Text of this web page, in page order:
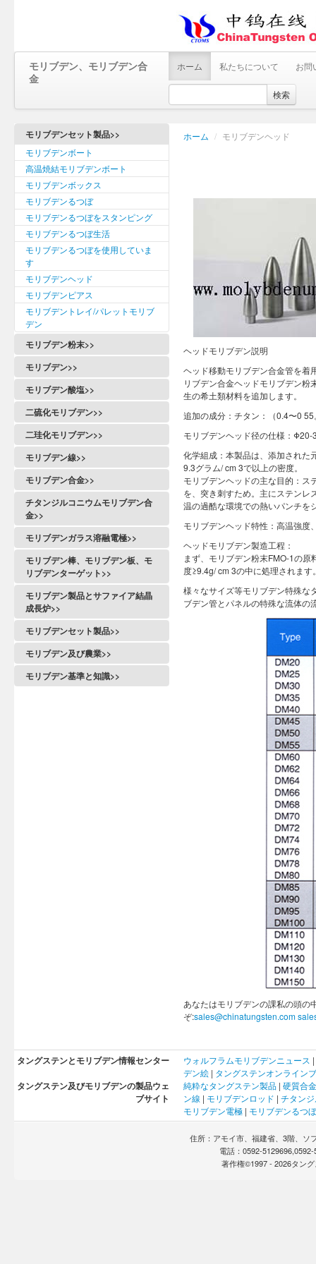
モリブデン、モリブデン合
金
ホーム 私たちについて お問
検索
モリブデンセット製品>>
モリブデンボート
高温焼結モリブデンボート
モリブデンボックス
モリブデンるつぼ
モリブデンるつぼをスタンピング
モリブデンるつぼ生活
モリブデンるつぼを使用していま
す
モリブデンヘッド
モリブデンピアス
モリブデントレイ/パレットモリブ
デン
モリブデン粉末>>
モリブデン>>
モリブデン酸塩>>
二硫化モリブデン>>
二珪化モリブデン>>
モリブデン線>>
モリブデン合金>>
チタンジルコニウムモリブデン合
金>>
モリブデンガラス溶融電極>>
モリブデン棒、モリブデン板、モ
リブデンターゲット>>
モリブデン製品とサファイア結晶
成長炉>>
モリブデンセット製品>>
モリブデン及び農業>>
モリブデン基準と知識>>
ホーム / モリブデンヘッド
ヘッドモリブデン説明
ヘッド移動モリブデン合金管を着
リブデン合金ヘッドモリブデン
生の希土類材料を追加します。
追加の成分：チタン：（0.4〜0
モリブデンヘッド径の仕様：
化学組成：本製品は、添加された
9.3グラム/ cm 3で以上の密度。
モリブデンヘッドの主な目的：ス
を、突き刺すため。主にステンレ
温の過酷な環境での熱いパンチを
モリブデンヘッド特性：高温強度
ヘッドモリブデン製造工程：
まず、モリブデン粉末FMO-1の
度≥9.4g/ cm 3の中に処理されます
様々なサイズ等モリブデン特殊な
ブデン管とパネルの特殊な流体の
あなたはモリブデンの課私の頭の
ぞ:sales@chinatungsten.com
タングステンとモリブデン情報センター ウォルフラムモリブデンニュース |
デン絵 | タングステンオンライン
タングステン及びモリブデンの製品ウェ
ブサイト
純粋なタングステン製品 | 硬質合金
ン線 | モリブデンロッド | チタン
モリブデン電極 | モリブデンるつぼ
住所：アモイ市、福建省、3階、ソ
電話：0592-
著作権©1997 - 2026タン